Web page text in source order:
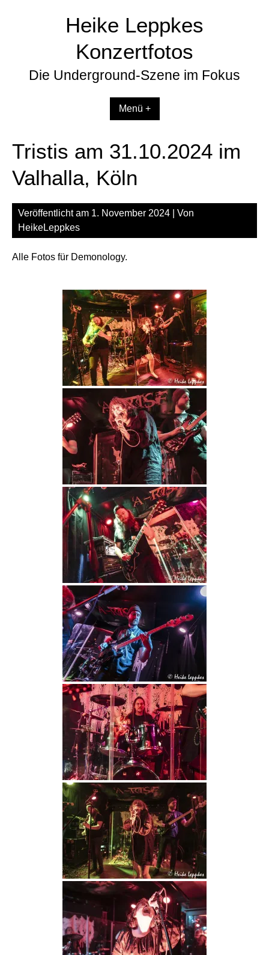
Heike Leppkes
Konzertfotos
Die Underground-Szene im Fokus
Menü +
Tristis am 31.10.2024 im
Valhalla, Köln
Veröffentlicht am 1. November 2024 | Von
HeikeLeppkes
Alle Fotos für Demonology.